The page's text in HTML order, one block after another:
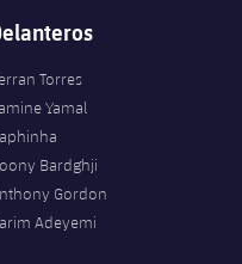
Torres
Yamal
Bardghji
Gordon
Adeyemi